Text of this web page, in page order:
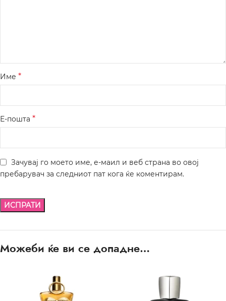
Име *
Е-пошта *
Зачувај го моето име, е-маил и веб страна во овој
пребарувач за следниот пат кога ќе коментирам.
Можеби ќе ви се допадне…